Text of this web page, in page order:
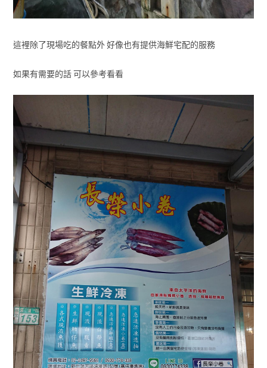
這裡除了現場吃的餐點外 好像也有提供海鮮宅配的服務
如果有需要的話 可以參考看看